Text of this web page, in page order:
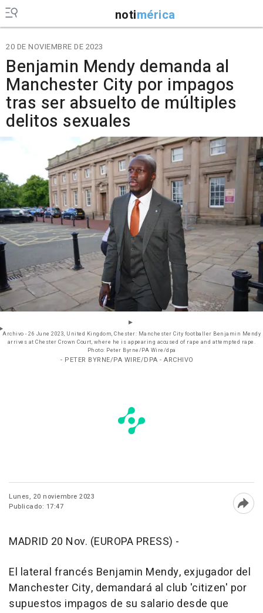
notimérica
20 DE NOVIEMBRE DE 2023
Benjamin Mendy demanda al
Manchester City por impagos
tras ser absuelto de múltiples
delitos sexuales
Archivo - 26 June 2023, United Kingdom, Chester: Manchester City footballer Benjamin Mendy
arrives at Chester Crown Court, where he is appearing accused of rape and attempted rape.
Photo: Peter Byrne/PA Wire/dpa
- PETER BYRNE/PA WIRE/DPA - ARCHIVO
Lunes, 20 noviembre 2023
Publicado: 17:47
MADRID 20 Nov. (EUROPA PRESS) -
El lateral francés Benjamin Mendy, exjugador del
Manchester City, demandará al club 'citizen' por
supuestos impagos de su salario desde que